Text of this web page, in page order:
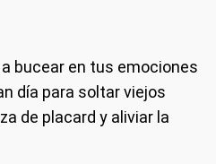
bucear en tus emociones
día para soltar viejos
de placard y aliviar la